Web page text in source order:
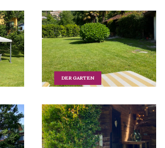
DER GARTEN